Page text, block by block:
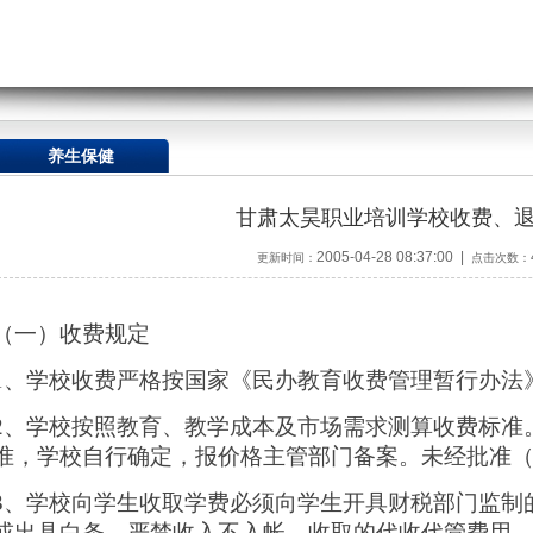
养生保健
甘肃太昊职业培训学校收费、
更新时间： 2005-04-28 08:37:00 | 点击次数：
一）收费规定
、学校收费严格按国家《民办教育收费管理暂行办
、学校按照教育、教学成本及市场需求测算收费标
，学校自行确定，报价格主管部门备案。未经批准
、学校向学生收取学费必须向学生开具财税部门监